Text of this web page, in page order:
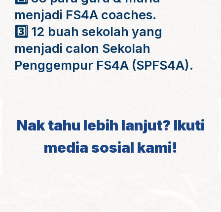
menjadi FS4A coaches.
3️⃣ 12 buah sekolah yang
menjadi calon Sekolah
Penggempur FS4A (SPFS4A).
Nak tahu lebih lanjut? Ikuti
media sosial kami!